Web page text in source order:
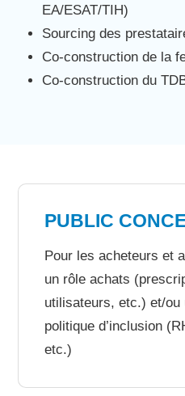
EA/ESAT/TIH)
Sourcing des
Co-construction de la
Co-construction du
PUBLIC
Pour les acheteurs et
un rôle achats
utilisateurs, etc.) et/ou
politique d’inclusion
etc.)